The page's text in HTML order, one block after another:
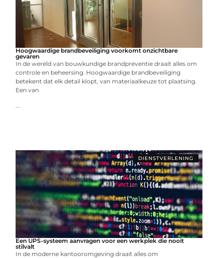
Hoogwaardige brandbeveiliging voorkomt onzichtbare
gevaren
In de wereld van bouwkundige brandpreventie draait alles om
controle en beheersing. Hoogwaardige brandbeveiliging
betekent dat elk detail klopt, van materiaalkeuze tot plaatsing.
Een van
...
DIENSTVERLENING
Een UPS-systeem aanvragen voor een werkplek die nooit
stilvalt
In de moderne kantooromgeving draait alles om